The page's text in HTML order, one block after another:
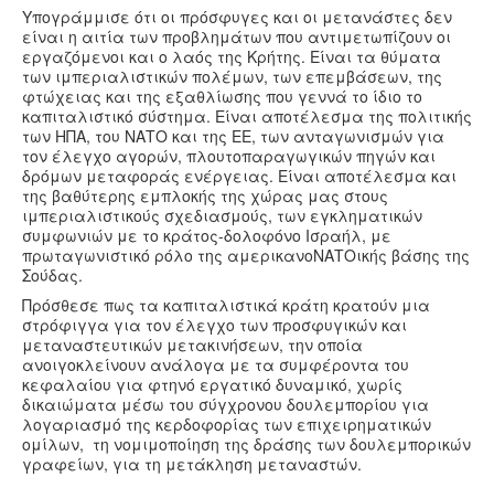
Υπογράμμισε ότι οι πρόσφυγες και οι μετανάστες δεν
είναι η αιτία των προβλημάτων που αντιμετωπίζουν οι
εργαζόμενοι και ο λαός της Κρήτης. Είναι τα θύματα
των ιμπεριαλιστικών πολέμων, των επεμβάσεων, της
φτώχειας και της εξαθλίωσης που γεννά το ίδιο το
καπιταλιστικό σύστημα. Είναι αποτέλεσμα της πολιτικής
των ΗΠΑ, του ΝΑΤΟ και της ΕΕ, των ανταγωνισμών για
τον έλεγχο αγορών, πλουτοπαραγωγικών πηγών και
δρόμων μεταφοράς ενέργειας. Είναι αποτέλεσμα και
της βαθύτερης εμπλοκής της χώρας μας στους
ιμπεριαλιστικούς σχεδιασμούς, των εγκληματικών
συμφωνιών με το κράτος-δολοφόνο Ισραήλ, με
πρωταγωνιστικό ρόλο της αμερικανοΝΑΤΟικής βάσης της
Σούδας.
Πρόσθεσε πως τα καπιταλιστικά κράτη κρατούν μια
στρόφιγγα για τον έλεγχο των προσφυγικών και
μεταναστευτικών μετακινήσεων, την οποία
ανοιγοκλείνουν ανάλογα με τα συμφέροντα του
κεφαλαίου για φτηνό εργατικό δυναμικό, χωρίς
δικαιώματα μέσω του σύγχρονου δουλεμπορίου για
λογαριασμό της κερδοφορίας των επιχειρηματικών
ομίλων, τη νομιμοποίηση της δράσης των δουλεμπορικών
γραφείων, για τη μετάκληση μεταναστών.